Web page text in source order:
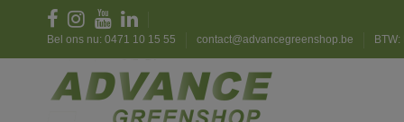
Bel ons nu: 0471 10 15 55 contact@advancegreenshop.be